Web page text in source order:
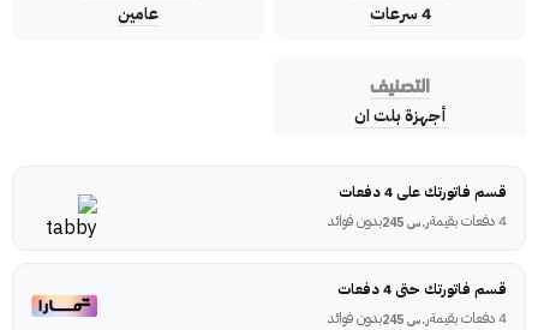
4 سرعات عامين
التصنيف
أجهزة بلت ان
قسم فاتورتك على 4 دفعات
4 دفعات بقيمة
ر.س بدون فوائد
قسم فاتورتك حتى 4 دفعات
4 دفعات بقيمة
ر.س بدون فوائد